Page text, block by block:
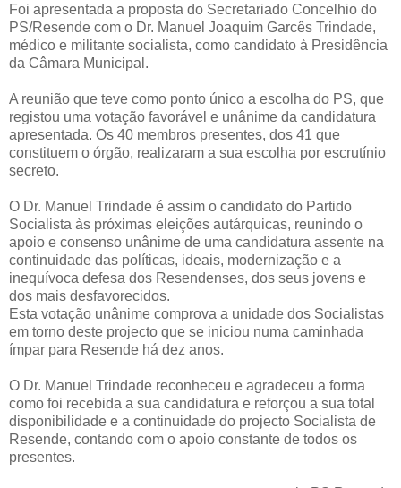
Foi apresentada a proposta do Secretariado Concelhio do
PS/Resende com o Dr. Manuel Joaquim Garcês Trindade,
médico e militante socialista, como candidato à Presidência
da Câmara Municipal.
A reunião que teve como ponto único a escolha do PS, que
registou uma votação favorável e unânime da candidatura
apresentada. Os 40 membros presentes, dos 41 que
constituem o órgão, realizaram a sua escolha por escrutínio
secreto.
O Dr. Manuel Trindade é assim o candidato do Partido
Socialista às próximas eleições autárquicas, reunindo o
apoio e consenso unânime de uma candidatura assente na
continuidade das políticas, ideais, modernização e a
inequívoca defesa dos Resendenses, dos seus jovens e
dos mais desfavorecidos.
Esta votação unânime comprova a unidade dos Socialistas
em torno deste projecto que se iniciou numa caminhada
ímpar para Resende há dez anos.
O Dr. Manuel Trindade reconheceu e agradeceu a forma
como foi recebida a sua candidatura e reforçou a sua total
disponibilidade e a continuidade do projecto Socialista de
Resende, contando com o apoio constante de todos os
presentes.